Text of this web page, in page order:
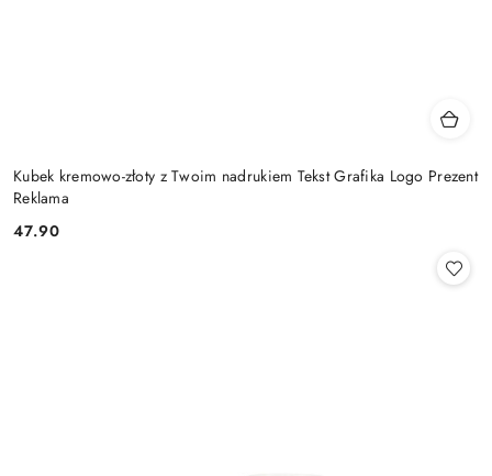
Kubek kremowo-złoty z Twoim nadrukiem Tekst Grafika Logo Prezent
Reklama
Cena:
47.90